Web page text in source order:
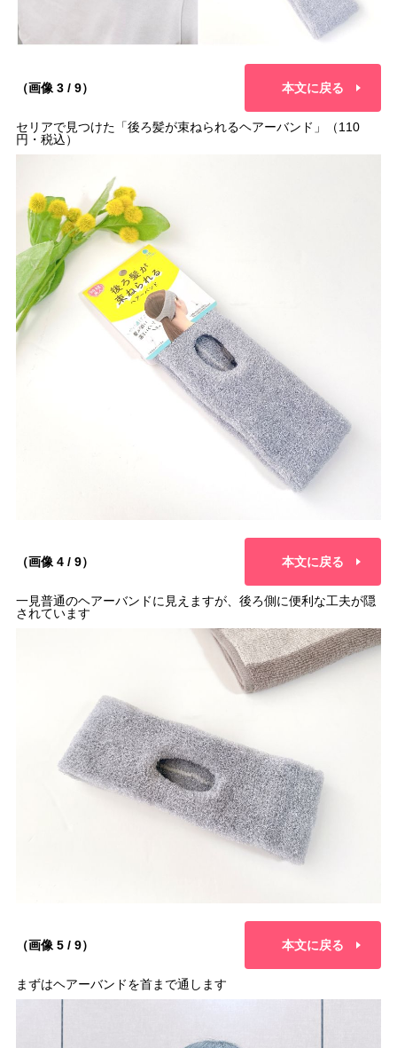
（画像 3 / 9） 本文に戻る
セリアで見つけた「後ろ髪が束ねられるヘアーバンド」（110
円・税込）
（画像 4 / 9） 本文に戻る
一見普通のヘアーバンドに見えますが、後ろ側に便利な工夫が隠
されています
（画像 5 / 9） 本文に戻る
まずはヘアーバンドを首まで通します